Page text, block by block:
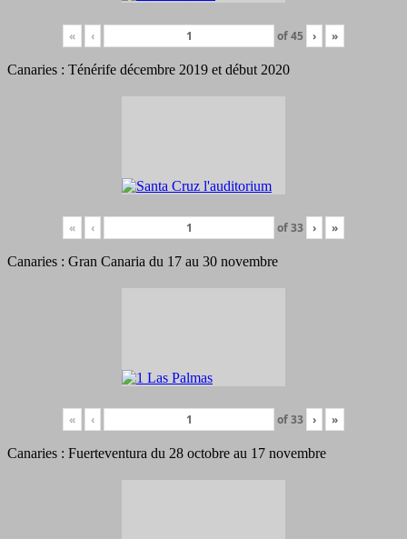
« ‹ of45 › »
Canaries : Ténérife décembre 2019 et début 2020
« ‹ of33 › »
Canaries : Gran Canaria du 17 au 30 novembre
« ‹ of33 › »
Canaries : Fuerteventura du 28 octobre au 17 novembre